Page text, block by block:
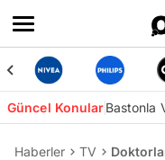
Güncel KonularBastonla
Haberler TV